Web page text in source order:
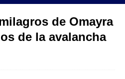
de Omayra
de la avalancha